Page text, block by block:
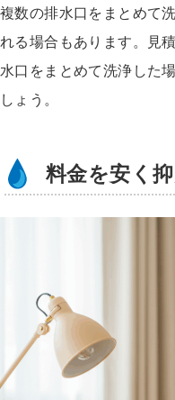
複数の排水口をまとめて
れる場合もあります。見
水口をまとめて洗浄した
しょう。
料金を安く